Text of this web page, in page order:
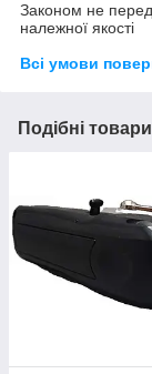
Законом не
належної якості
Всі умови
Подібні